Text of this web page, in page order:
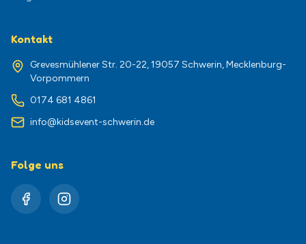
Kontakt
Grevesmühlener Str. 20-22, 19057 Schwerin, Mecklenburg-
Vorpommern
0174 681 4861
info@kidsevent-schwerin.de
Folge uns